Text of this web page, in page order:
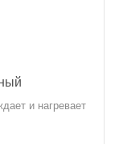
и нагревает